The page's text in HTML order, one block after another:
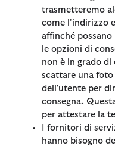
trasmetteremo
come l'indirizzo
affinché
le opzioni di
non è in grado di
scattare una
dell'utente per
consegna.
per attestare la
I fornitori di
hanno bisogno